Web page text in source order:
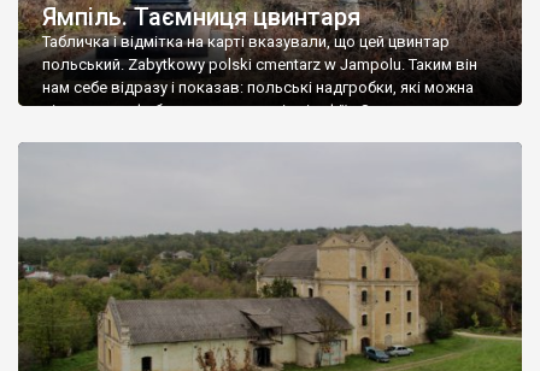
Ямпіль. Таємниця цвинтаря
Табличка і відмітка на карті вказували, що цей цвинтар
польський. Zabytkowy polski cmentarz w Jampolu. Таким він
нам себе відразу і показав: польські надгробки, які можна
віднести до фабричних, польські епітафії… Загалом цвинтар